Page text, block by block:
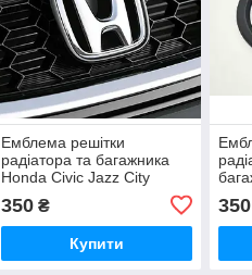
Емблема решітки
радіатора та багажника
Honda Civic Jazz City
350₴
Купити
350